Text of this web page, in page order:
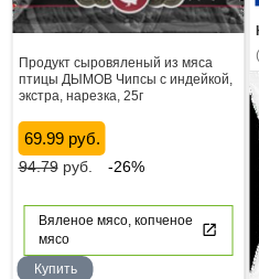
Продукт сыровяленый из мяса
птицы ДЫМОВ Чипсы с индейкой,
экстра, нарезка, 25г
69.99 руб.
94.79руб. -26%
Вяленое мясо, копченое
мясо
Купить